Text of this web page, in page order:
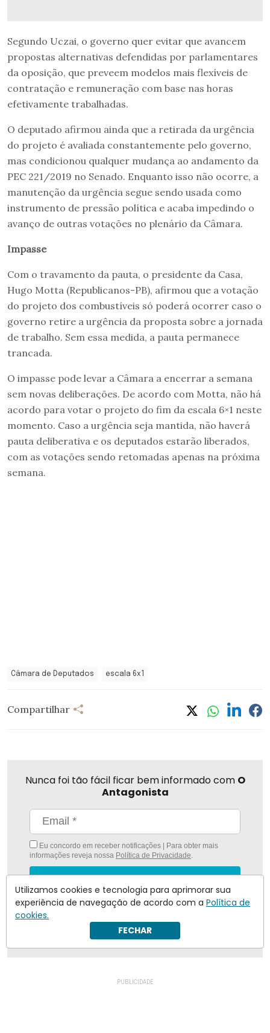
Segundo Uczai, o governo quer evitar que avancem
propostas alternativas defendidas por parlamentares
da oposição, que preveem modelos mais flexíveis de
contratação e remuneração com base nas horas
efetivamente trabalhadas.
O deputado afirmou ainda que a retirada da urgência
do projeto é avaliada constantemente pelo governo,
mas condicionou qualquer mudança ao andamento da
PEC 221/2019 no Senado. Enquanto isso não ocorre, a
manutenção da urgência segue sendo usada como
instrumento de pressão política e acaba impedindo o
avanço de outras votações no plenário da Câmara.
Impasse
Com o travamento da pauta, o presidente da Casa,
Hugo Motta (Republicanos-PB), afirmou que a votação
do projeto dos combustíveis só poderá ocorrer caso o
governo retire a urgência da proposta sobre a jornada
de trabalho. Sem essa medida, a pauta permanece
trancada.
O impasse pode levar a Câmara a encerrar a semana
sem novas deliberações. De acordo com Motta, não há
acordo para votar o projeto do fim da escala 6×1 neste
momento. Caso a urgência seja mantida, não haverá
pauta deliberativa e os deputados estarão liberados,
com as votações sendo retomadas apenas na próxima
semana.
Câmara de Deputados escala 6x1
Compartilhar
Nunca foi tão fácil ficar bem informado com O
Antagonista
Eu concordo em receber notificações | Para obter mais
informações reveja nossa Política de Privacidade
Enviar
Inscreva-se
Utilizamos cookies e tecnologia para aprimorar sua
experiência de navegação de acordo com a Política de
cookies.
FECHAR